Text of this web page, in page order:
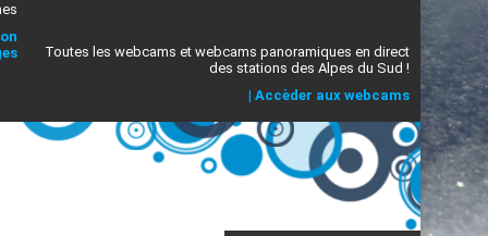
Toutes les webcams et webcams panoramiques en direct
des stations des Alpes du Sud !
| Accèder aux webcams